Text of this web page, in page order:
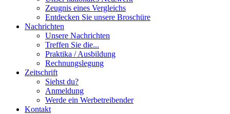
Zeugnis eines Vergleichs
Entdecken Sie unsere Broschüre
Nachrichten
Unsere Nachrichten
Treffen Sie die...
Praktika / Ausbildung
Rechnungslegung
Zeitschrift
Siehst du?
Anmeldung
Werde ein Werbetreibender
Kontakt